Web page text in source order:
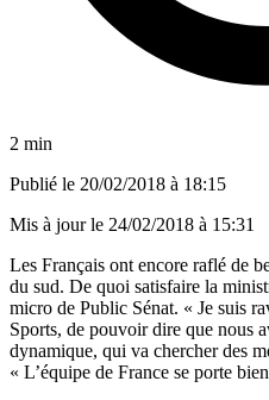
2 min
Publié le 20/02/2018 à 18:15
Mis à jour le 24/02/2018 à 15:31
Les Français ont encore raflé de
du sud. De quoi satisfaire la
micro de Public Sénat. « Je suis
Sports, de pouvoir dire que nous
dynamique, qui va chercher des
« L’équipe de France se porte